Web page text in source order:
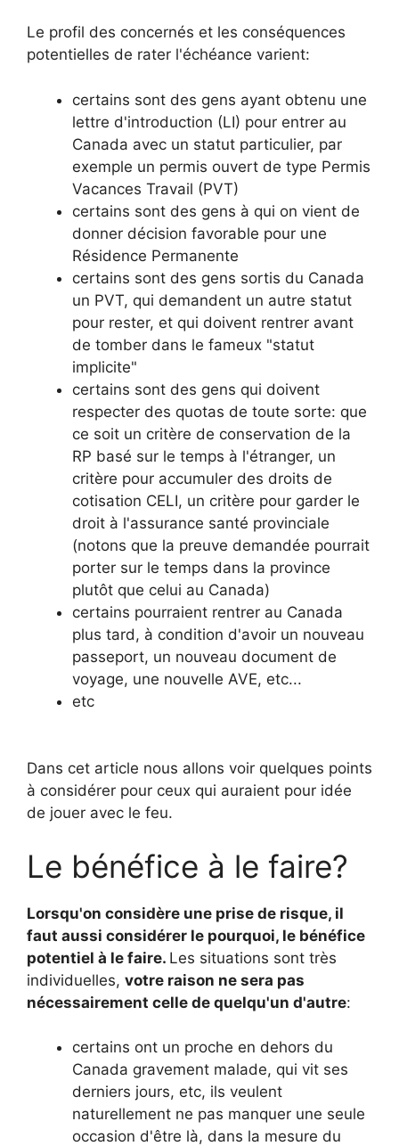
Le profil des concernés et les conséquences
potentielles de rater l'échéance varient:
certains sont des gens ayant obtenu une
lettre d'introduction (LI) pour entrer au
Canada avec un statut particulier, par
exemple un permis ouvert de type Permis
Vacances Travail (PVT)
certains sont des gens à qui on vient de
donner décision favorable pour une
Résidence Permanente
certains sont des gens sortis du Canada
un PVT, qui demandent un autre statut
pour rester, et qui doivent rentrer avant
de tomber dans le fameux "statut
implicite"
certains sont des gens qui doivent
respecter des quotas de toute sorte: que
ce soit un critère de conservation de la
RP basé sur le temps à l'étranger, un
critère pour accumuler des droits de
cotisation CELI, un critère pour garder le
droit à l'assurance santé provinciale
(notons que la preuve demandée pourrait
porter sur le temps dans la province
plutôt que celui au Canada)
certains pourraient rentrer au Canada
plus tard, à condition d'avoir un nouveau
passeport, un nouveau document de
voyage, une nouvelle AVE, etc...
etc
Dans cet article nous allons voir quelques points
à considérer pour ceux qui auraient pour idée
de jouer avec le feu.
Le bénéfice à le faire?
Lorsqu'on considère une prise de risque, il
faut aussi considérer le pourquoi, le bénéfice
potentiel à le faire. Les situations sont très
individuelles, votre raison ne sera pas
nécessairement celle de quelqu'un d'autre:
certains ont un proche en dehors du
Canada gravement malade, qui vit ses
derniers jours, etc, ils veulent
naturellement ne pas manquer une seule
occasion d'être là, dans la mesure du